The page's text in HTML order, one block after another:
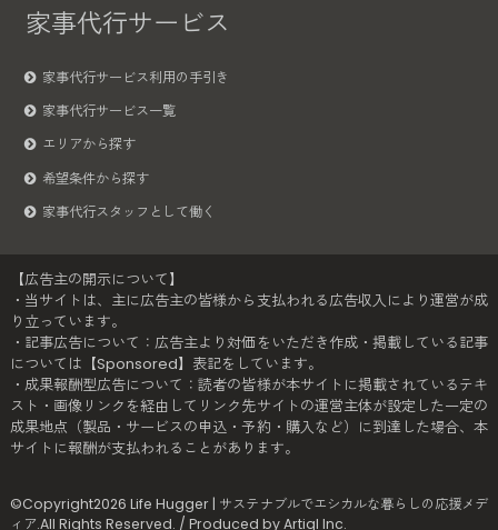
家事代行サービス
家事代行サービス利用の手引き
家事代行サービス一覧
エリアから探す
希望条件から探す
家事代行スタッフとして働く
【広告主の開示について】
・当サイトは、主に広告主の皆様から支払われる広告収入により運営が成
り立っています。
・記事広告について：広告主より対価をいただき作成・掲載している記事
については【Sponsored】表記をしています。
・成果報酬型広告について：読者の皆様が本サイトに掲載されているテキ
スト・画像リンクを経由してリンク先サイトの運営主体が設定した一定の
成果地点（製品・サービスの申込・予約・購入など）に到達した場合、本
サイトに報酬が支払われることがあります。
©Copyright2026Life Hugger | サステナブルでエシカルな暮らしの応援メデ
ィア.All Rights Reserved. / Produced byArtiql Inc.